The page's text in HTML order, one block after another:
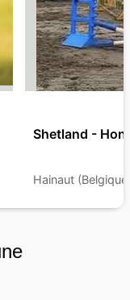
Shetland -
Hainaut